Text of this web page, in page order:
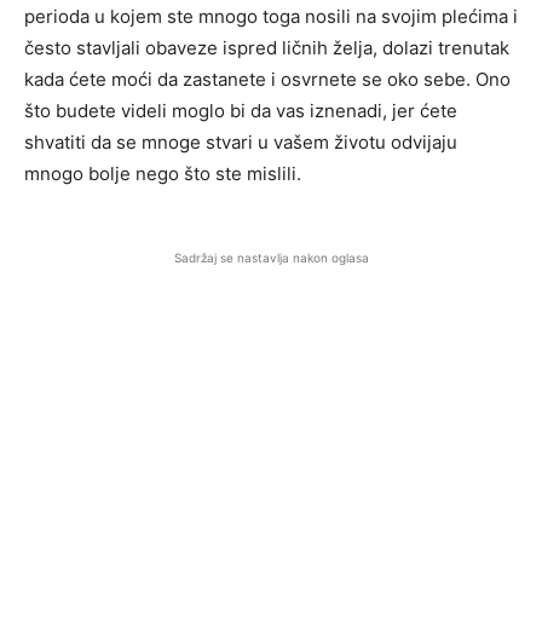
perioda u kojem ste mnogo toga nosili na svojim plećima i
često stavljali obaveze ispred ličnih želja, dolazi trenutak
kada ćete moći da zastanete i osvrnete se oko sebe. Ono
što budete videli moglo bi da vas iznenadi, jer ćete
shvatiti da se mnoge stvari u vašem životu odvijaju
mnogo bolje nego što ste mislili.
Sadržaj se nastavlja nakon oglasa